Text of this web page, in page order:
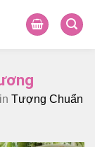
in Tượng Chuẩn